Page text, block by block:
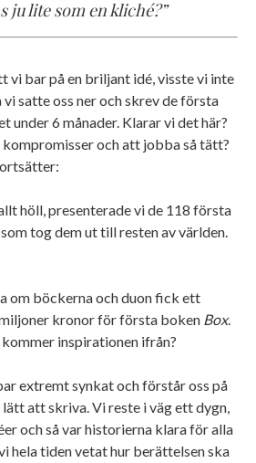
ju lite som en kliché?”
vi bar på en briljant idé, visste vi inte
vi satte oss ner och skrev de första
under 6 månader. Klarar vi det här?
kompromisser och att jobba så tätt?
höll, presenterade vi de 118 första
tog dem ut till resten av världen.
om böckerna och duon fick ett
kronor för första boken Box.
inspirationen ifrån?
extremt synkat och förstår oss på
att skriva. Vi reste i väg ett dygn,
och så var historierna klara för alla
hela tiden vetat hur berättelsen ska